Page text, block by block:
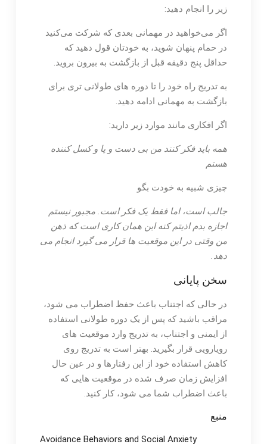
زیر را انجام دهید:
اگر می‌خواهید در مهمانی بعدی که شرکت می‌کنید
در حمام پنهان شوید، به خودتان قول دهید که
حداقل پنج دقیقه قبل از بازگشت به بیرون بروید.
به تدریج راه خود را تا دوره های طولانی تری برای
بازگشت به مهمانی ادامه دهید.
اگر افکاری مانند موارد زیر دارید:
همه باید فکر کنند من بی دست و پا و کسل کننده
هستم
چیزی شبیه به خودت بگو
جالب است، اما فقط یک فکر است. مجبور نیستم
اجازه بدم اذیتم کنه این همان کاری است که ذهن
من وقتی در این موقعیت ها قرار می گیرد انجام می
دهد.
سخن پایانی
در حالی که اجتناب باعث حفظ اضطراب می شود،
مراقب باشید که پس از یک دوره طولانی استفاده
از ایمنی و اجتناب، به تدریج وارد موقعیت های
رویارویی قرار بگیرید. بهتر است به تدریج روی
کاهش استفاده خود از این رفتارها و در عین حال
افزایش زمان صرف شده در موقعیت هایی که
باعث اضطراب شما می شود، کار کنید.
منبع
Avoidance Behaviors and Social Anxiety